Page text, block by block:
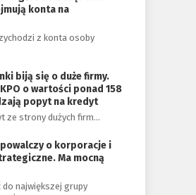
konta na
z konta osoby
biją się o duże firmy.
o wartości ponad 158
popyt na kredyt
ze strony dużych firm…
powalczy o korporacje i
Ma mocną
do największej grupy